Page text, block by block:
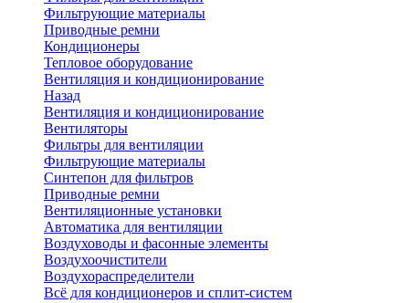
Фильтрующие материалы
Приводные ремни
Кондиционеры
Тепловое оборудование
Вентиляция и кондиционирование
Назад
Вентиляция и кондиционирование
Вентиляторы
Фильтры для вентиляции
Фильтрующие материалы
Синтепон для фильтров
Приводные ремни
Вентиляционные установки
Автоматика для вентиляции
Воздуховоды и фасонные элементы
Воздухоочистители
Воздухораспределители
Всё для кондиционеров и сплит-систем